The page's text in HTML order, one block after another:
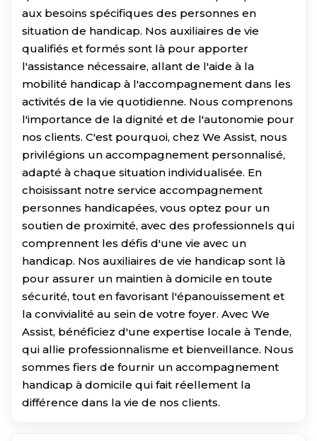
aux besoins spécifiques des personnes en
situation de handicap. Nos auxiliaires de vie
qualifiés et formés sont là pour apporter
l'assistance nécessaire, allant de l'aide à la
mobilité handicap à l'accompagnement dans les
activités de la vie quotidienne. Nous comprenons
l'importance de la dignité et de l'autonomie pour
nos clients. C'est pourquoi, chez We Assist, nous
privilégions un accompagnement personnalisé,
adapté à chaque situation individualisée. En
choisissant notre service accompagnement
personnes handicapées, vous optez pour un
soutien de proximité, avec des professionnels qui
comprennent les défis d'une vie avec un
handicap. Nos auxiliaires de vie handicap sont là
pour assurer un maintien à domicile en toute
sécurité, tout en favorisant l'épanouissement et
la convivialité au sein de votre foyer. Avec We
Assist, bénéficiez d'une expertise locale à Tende,
qui allie professionnalisme et bienveillance. Nous
sommes fiers de fournir un accompagnement
handicap à domicile qui fait réellement la
différence dans la vie de nos clients.